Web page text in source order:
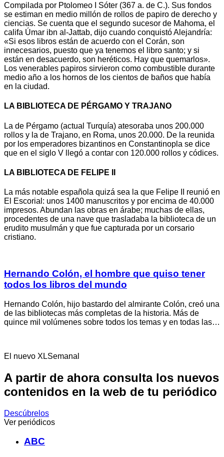
Compilada por Ptolomeo I Sóter (367 a. de C.). Sus fondos
se estiman en medio millón de rollos de papiro de derecho y
ciencias. Se cuenta que el segundo sucesor de Mahoma, el
califa Úmar ibn al-Jattab, dijo cuando conquistó Alejandría:
«Si esos libros están de acuerdo con el Corán, son
innecesarios, puesto que ya tenemos el libro santo; y si
están en desacuerdo, son heréticos. Hay que quemarlos».
Los venerables papiros sirvieron como combustible durante
medio año a los hornos de los cientos de baños que había
en la ciudad.
LA BIBLIOTECA DE PÉRGAMO Y TRAJANO
La de Pérgamo (actual Turquía) atesoraba unos 200.000
rollos y la de Trajano, en Roma, unos 20.000. De la reunida
por los emperadores bizantinos en Constantinopla se dice
que en el siglo V llegó a contar con 120.000 rollos y códices.
LA BIBLIOTECA DE FELIPE II
La más notable española quizá sea la que Felipe II reunió en
El Escorial: unos 1400 manuscritos y por encima de 40.000
impresos. Abundan las obras en árabe; muchas de ellas,
procedentes de una nave que trasladaba la biblioteca de un
erudito musulmán y que fue capturada por un corsario
cristiano.
Hernando Colón, el hombre que quiso tener
todos los libros del mundo
Hernando Colón, hijo bastardo del almirante Colón, creó una
de las bibliotecas más completas de la historia. Más de
quince mil volúmenes sobre todos los temas y en todas las…
El nuevo XLSemanal
A partir de ahora consulta los nuevos
contenidos en la web de tu periódico
Descúbrelos
Ver periódicos
ABC